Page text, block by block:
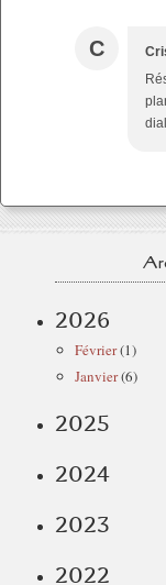
C
2026
Février(1)
Janvier(6)
2025
2024
2023
2022